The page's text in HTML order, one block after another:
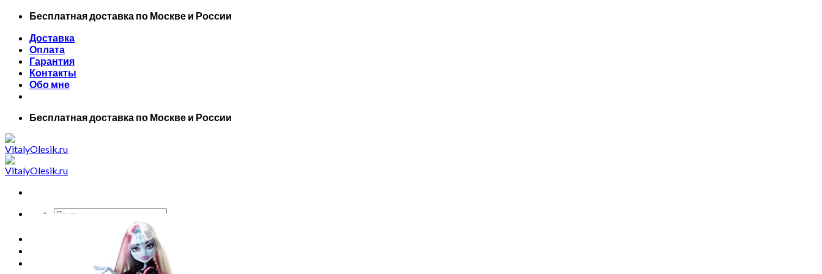
Skip
content
Бесплатная доставка по Москве и России
Доставка
Оплата
Гарантия
Контакты
Обо мне
Бесплатная доставка по Москве и России
Искать: